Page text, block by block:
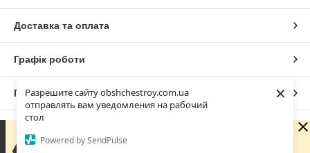
Разрешите сайту obshchestroy.com.ua
отправлять вам уведомления на рабочий
стол
Powered by SendPulse
×
Доставка та оплата
Графік роботи
Повна версія сайту
замовлення та повідомлення, оскільки за її графіком